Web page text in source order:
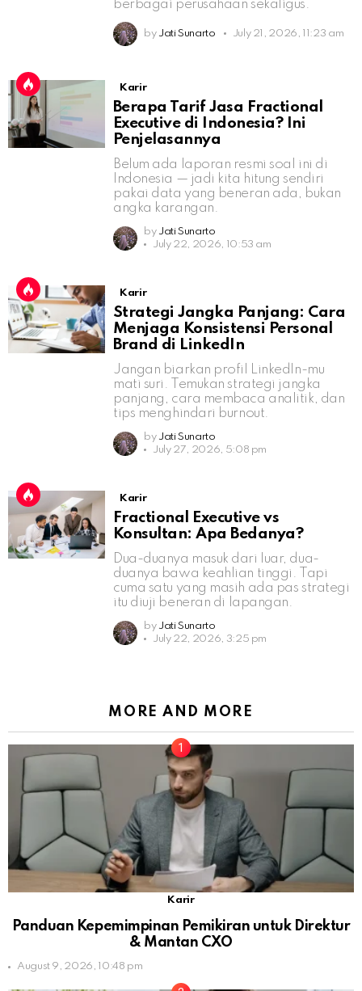
berbagai perusahaan sekaligus.
by Jati Sunarto July 21, 2026, 11:23 am
Karir
Berapa Tarif Jasa Fractional
Executive di Indonesia? Ini
Penjelasannya
Belum ada laporan resmi soal ini di
Indonesia — jadi kita hitung sendiri
pakai data yang beneran ada, bukan
angka karangan.
by Jati Sunarto
July 22, 2026, 10:53 am
Karir
Strategi Jangka Panjang: Cara
Menjaga Konsistensi Personal
Brand di LinkedIn
Jangan biarkan profil LinkedIn-mu
mati suri. Temukan strategi jangka
panjang, cara membaca analitik, dan
tips menghindari burnout.
by Jati Sunarto
July 27, 2026, 5:08 pm
Karir
Fractional Executive vs
Konsultan: Apa Bedanya?
Dua-duanya masuk dari luar, dua-
duanya bawa keahlian tinggi. Tapi
cuma satu yang masih ada pas strategi
itu diuji beneran di lapangan.
by Jati Sunarto
July 22, 2026, 3:25 pm
MORE AND MORE
Karir
Panduan Kepemimpinan Pemikiran untuk Direktur
& Mantan CXO
August 9, 2026, 10:48 pm